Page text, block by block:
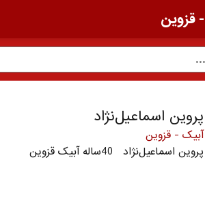
پروین اسماعیل‌نژاد
آبیک - قزوین
پروین اسماعیل‌نژاد 40ساله آبیک قزوین